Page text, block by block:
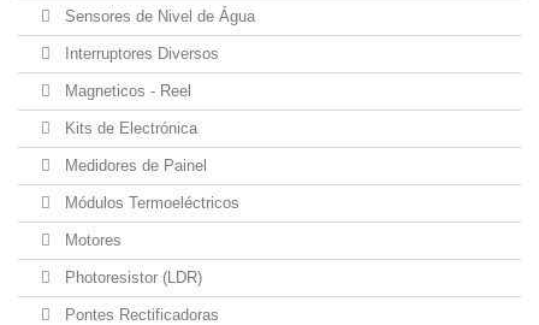
Sensores de Nivel de Água
Interruptores Diversos
Magneticos - Reel
Kits de Electrónica
Medidores de Painel
Módulos Termoeléctricos
Motores
Photoresistor (LDR)
Pontes Rectificadoras